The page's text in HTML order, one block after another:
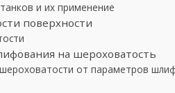
и их применение
поверхности
на шероховатость
от параметров